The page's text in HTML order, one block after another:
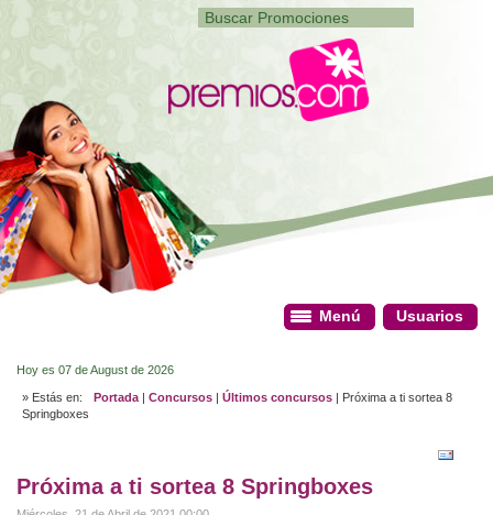
Menú
Menú Usuarios
Usuarios
Hoy es 07 de August de 2026
» Estás en: Portada | Concursos | Últimos concursos | Próxima a ti sortea 8
Springboxes
Próxima a ti sortea 8 Springboxes